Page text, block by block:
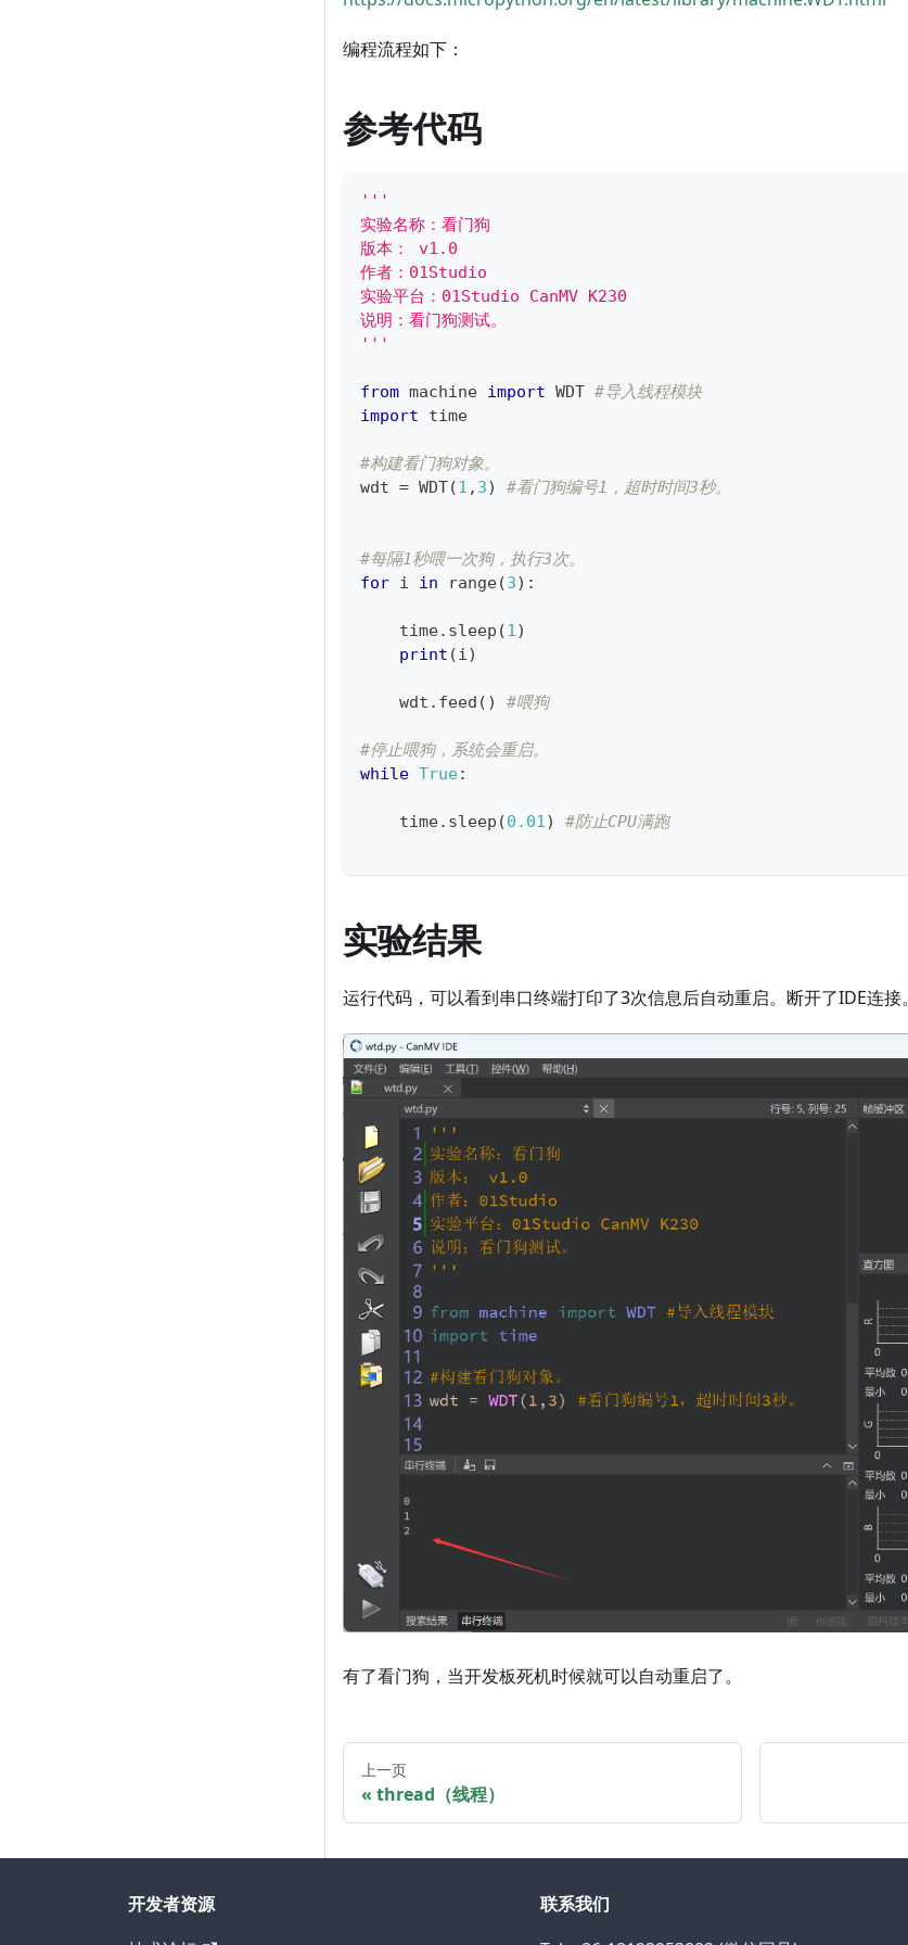
编程流程如下：
参考代码
'''
实验名称：看门狗
版本： v1.0
作者：01Studio
实验平台：01Studio CanMV K230
说明：看门狗测试。
'''
from machine import WDT #导入线程模块
import time
#构建看门狗对象。
wdt = WDT(1 , 3) #看门狗编号1，超时时间3秒。
#每隔1秒喂一次狗，执行3次。
for i in range(3) :
    time
. sleep (1)
print (i)
    wdt
. feed ( ) #喂狗
#停止喂狗，系统会重启。
while True:
    time
. sleep (0.01) #防止CPU满跑
实验结果
运行代码，可以看到串口终端打印了3次信息后自动重启。断开了IDE连接。
有了看门狗，当开发板死机时候就可以自动重启了。
上一页
thread（线程）
开发者资源
联系我们